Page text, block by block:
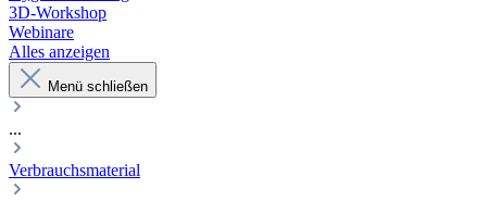
3D-Workshop
Webinare
Alles anzeigen
Menü schließen
...
Verbrauchsmaterial